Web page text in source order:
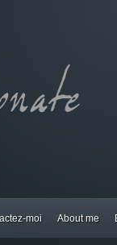
moi About me